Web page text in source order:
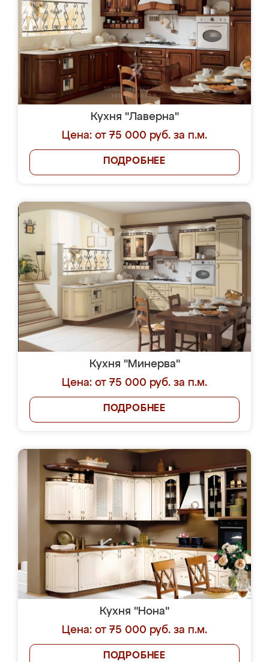
Кухня "Лаверна"
Цена: от 75 000 руб. за п.м.
ПОДРОБНЕЕ
Кухня "Минерва"
Цена: от 75 000 руб. за п.м.
ПОДРОБНЕЕ
Кухня "Нона"
Цена: от 75 000 руб. за п.м.
ПОДРОБНЕЕ